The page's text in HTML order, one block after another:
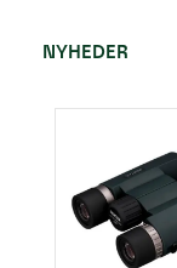
NYHEDER